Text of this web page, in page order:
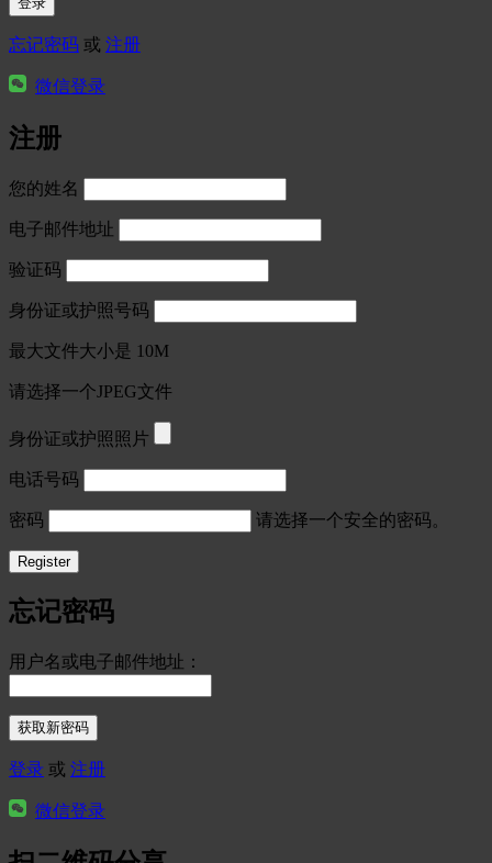
忘记密码 或 注册
微信登录
注册
您的姓名
电子邮件地址
验证码
身份证或护照号码
最大文件大小是 10M
请选择一个JPEG文件
身份证或护照照片
电话号码
密码 请选择一个安全的密码。
忘记密码
用户名或电子邮件地址：
登录 或 注册
微信登录